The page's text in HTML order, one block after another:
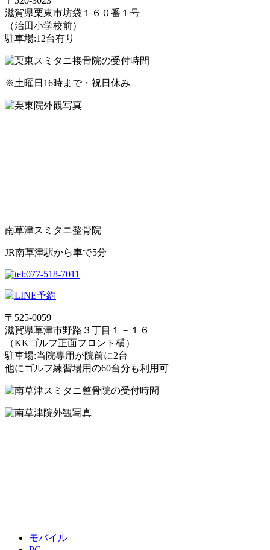
滋賀県栗東市坊袋１６０番１号
（治田小学校前）
駐車場:12台有り
※土曜日16時まで・祝日休み
南草津スミタニ整骨院
JR南草津駅から車で5分
〒525-0059
滋賀県草津市野路３丁目１－１６
（KKゴルフ正面フロント横）
駐車場:当院専用が院前に2台
他にゴルフ練習場用の60台分も利用可
モバイル